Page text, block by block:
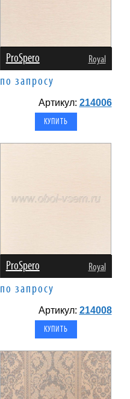
ProSpero Royal
по запросу
Артикул: 214006
ProSpero Royal
по запросу
Артикул: 214008